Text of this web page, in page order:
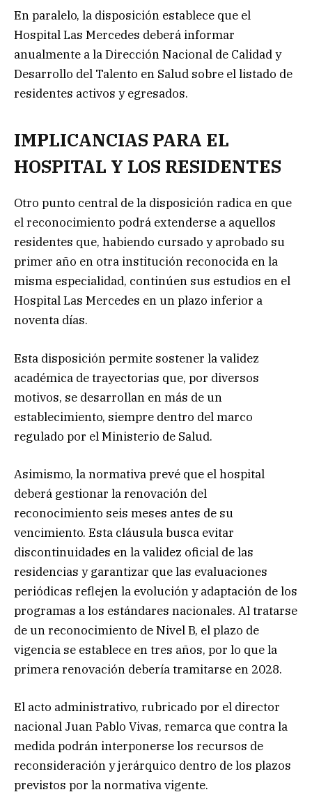
En paralelo, la disposición establece que el
Hospital Las Mercedes deberá informar
anualmente a la Dirección Nacional de Calidad y
Desarrollo del Talento en Salud sobre el listado de
residentes activos y egresados.
IMPLICANCIAS PARA EL
HOSPITAL Y LOS RESIDENTES
Otro punto central de la disposición radica en que
el reconocimiento podrá extenderse a aquellos
residentes que, habiendo cursado y aprobado su
primer año en otra institución reconocida en la
misma especialidad, continúen sus estudios en el
Hospital Las Mercedes en un plazo inferior a
noventa días.
Esta disposición permite sostener la validez
académica de trayectorias que, por diversos
motivos, se desarrollan en más de un
establecimiento, siempre dentro del marco
regulado por el Ministerio de Salud.
Asimismo, la normativa prevé que el hospital
deberá gestionar la renovación del
reconocimiento seis meses antes de su
vencimiento. Esta cláusula busca evitar
discontinuidades en la validez oficial de las
residencias y garantizar que las evaluaciones
periódicas reflejen la evolución y adaptación de los
programas a los estándares nacionales. Al tratarse
de un reconocimiento de Nivel B, el plazo de
vigencia se establece en tres años, por lo que la
primera renovación debería tramitarse en 2028.
El acto administrativo, rubricado por el director
nacional Juan Pablo Vivas, remarca que contra la
medida podrán interponerse los recursos de
reconsideración y jerárquico dentro de los plazos
previstos por la normativa vigente.